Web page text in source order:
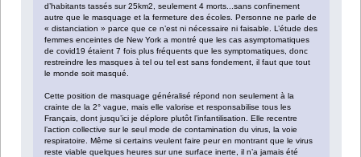
d’habitants tassés sur 25km2, seulement 4 morts...sans confinement
autre que le masquage et la fermeture des écoles. Personne ne parle de
« distanciation » parce que ce n’est ni nécessaire ni faisable. L’étude des
femmes enceintes de New York a montré que les cas asymptomatiques
de covid19 étaient 7 fois plus fréquents que les symptomatiques, donc
restreindre les masques à tel ou tel est sans fondement, il faut que tout
le monde soit masqué.
Cette position de masquage généralisé répond non seulement à la
crainte de la 2° vague, mais elle valorise et responsabilise tous les
Français, dont jusqu’ici je déplore plutôt l’infantilisation. Elle recentre
l’action collective sur le seul mode de contamination du virus, la voie
respiratoire. Même si certains veulent faire peur en montrant que le virus
reste viable quelques heures sur une surface inerte, il n’a jamais été